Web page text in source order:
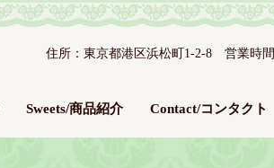
住所：東京都港区浜松町1-2-8 営業時
Sweets/商品紹介 Contact/コンタクト